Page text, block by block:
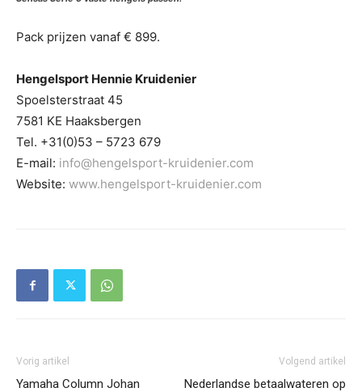
Pack prijzen vanaf € 899.
Hengelsport Hennie Kruidenier
Spoelsterstraat 45
7581 KE Haaksbergen
Tel. +31(0)53 – 5723 679
E-mail: info@hengelsport-kruidenier.com
Website: www.hengelsport-kruidenier.com
Vorig artikel
Yamaha Column Johan
Volgend artikel
Nederlandse betaalwateren op